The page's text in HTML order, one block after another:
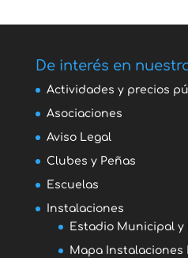
De interés en
Actividades y precios
Asociaciones
Aviso Legal
Clubes y Peñas
Escuelas
Instalaciones
Estadio Municipal y
Mapa Instalaciones